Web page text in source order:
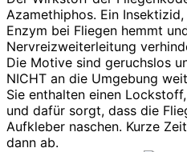
Azamethiphos. Ein
Enzym bei Fliegen hemmt
Nervreizweiterleitung
Die Motive sind geruchslos
NICHT an die Umgebung
Sie enthalten einen
und dafür sorgt, dass die
Aufkleber naschen. Kurze
dann ab.